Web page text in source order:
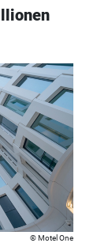
Motel One